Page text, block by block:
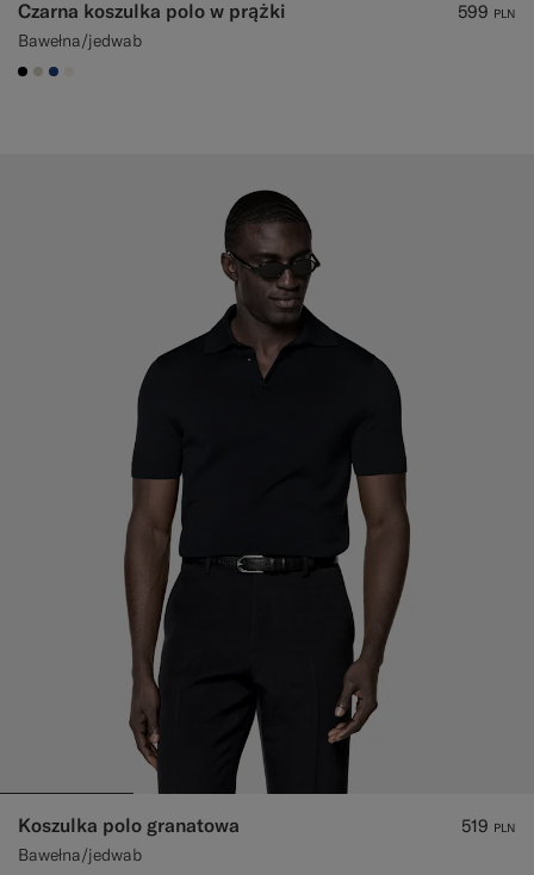
Czarna koszulka polo w prążki
Bawełna/jedwab
599 PLN
#000000
#D7D1C3
#1C3D7A
Koszulka polo granatowa
Bawełna/jedwab
519 PLN